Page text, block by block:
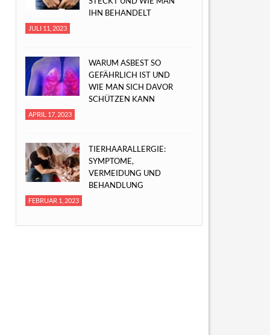
IHN BEHANDELT
JULI 11, 2023
WARUM ASBEST SO
GEFÄHRLICH IST UND
WIE MAN SICH DAVOR
SCHÜTZEN KANN
APRIL 17, 2023
TIERHAARALLERGIE:
SYMPTOME,
VERMEIDUNG UND
BEHANDLUNG
FEBRUAR 1, 2023